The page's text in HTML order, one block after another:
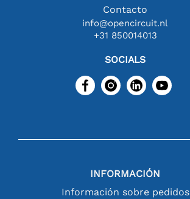
Contacto
info@opencircuit.nl
+31 850014013
SOCIALS
INFORMACIÓN
Información sobre pedidos